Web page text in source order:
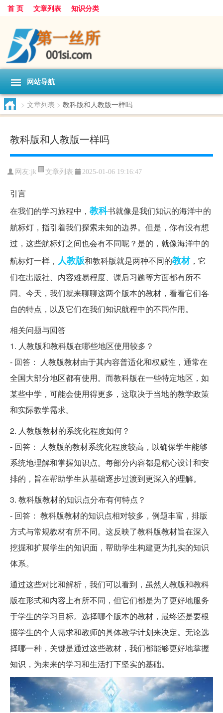
首 页 文章列表 知识分类
网站导航
> 文章列表 > 教科版和人教版一样吗
教科版和人教版一样吗
网友:jk 文章列表 2025-01-06 19:16:47
引言
在我们的学习旅程中， 教科书就像是我们知识的海洋中的
航标灯，指引着我们探索未知的边界。但是，你有没有想
过，这些航标灯之间也会有不同呢？是的，就像海洋中的
航标灯一样， 人教版和教科版就是两种不同的教材，它
们在出版社、内容难易程度、课后习题等方面都有所不
同。今天，我们就来聊聊这两个版本的教材，看看它们各
自的特点，以及它们在我们知识航程中的不同作用。
相关问题与回答
1. 人教版和教科版在哪些地区使用较多？
- 回答： 人教版教材由于其内容普适化和权威性，通常在
全国大部分地区都有使用。而教科版在一些特定地区，如
某些中学，可能会使用得更多，这取决于当地的教学政策
和实际教学需求。
2. 人教版教材的系统化程度如何？
- 回答： 人教版的教材系统化程度较高，以确保学生能够
系统地理解和掌握知识点。每部分内容都是精心设计和安
排的，旨在帮助学生从基础逐步过渡到更深入的理解。
3. 教科版教材的知识点分布有何特点？
- 回答： 教科版教材的知识点相对较多，例题丰富，排版
方式与常规教材有所不同。这反映了教科版教材旨在深入
挖掘和扩展学生的知识面，帮助学生构建更为扎实的知识
体系。
通过这些对比和解析，我们可以看到，虽然人教版和教科
版在形式和内容上有所不同，但它们都是为了更好地服务
于学生的学习目标。选择哪个版本的教材，最终还是要根
据学生的个人需求和教师的具体教学计划来决定。无论选
择哪一种，关键是通过这些教材，我们都能够更好地掌握
知识，为未来的学习和生活打下坚实的基础。